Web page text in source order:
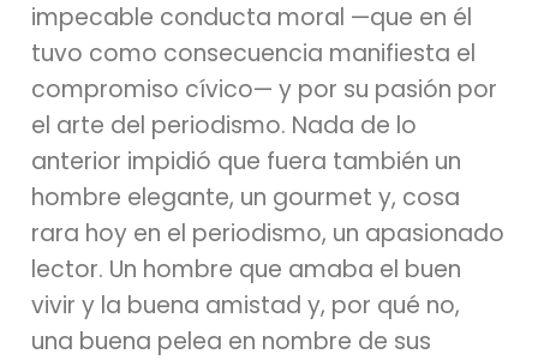
impecable conducta moral —que en él
tuvo como consecuencia manifiesta el
compromiso cívico— y por su pasión por
el arte del periodismo. Nada de lo
anterior impidió que fuera también un
hombre elegante, un gourmet y, cosa
rara hoy en el periodismo, un apasionado
lector. Un hombre que amaba el buen
vivir y la buena amistad y, por qué no,
una buena pelea en nombre de sus